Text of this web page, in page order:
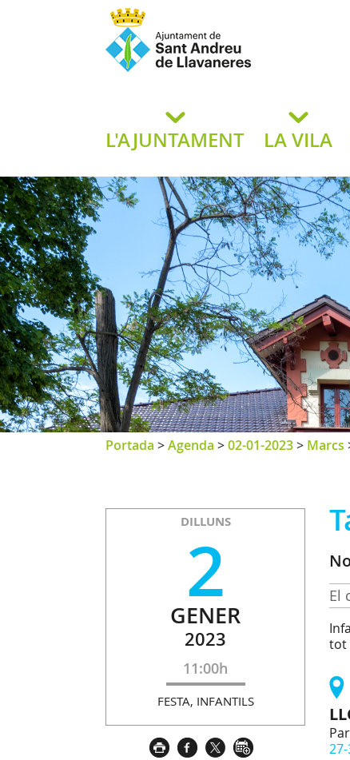
de
L'AJUNTAMENT LA VILA
Portada >Agenda >02-01-2023> Marcs
DILLUNS
2
GENER
2023
11:00h
FESTA, INFANTILS
El
tot